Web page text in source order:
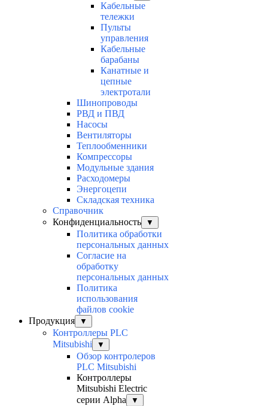
Кабельные
тележки
Пульты
управления
Кабельные
барабаны
Канатные и
цепные
электротали
Шинопроводы
РВД и ПВД
Насосы
Вентиляторы
Теплообменники
Компрессоры
Модульные здания
Расходомеры
Энергоцепи
Складская техника
Справочник
Конфиденциальность
▼
Политика обработки
персональных данных
Согласие на
обработку
персональных данных
Политика
использования
файлов cookie
Продукция
▼
Контроллеры PLC
Mitsubishi
▼
Обзор контролеров
PLC Mitsubishi
Контроллеры
Mitsubishi Electric
серии Alpha
▼